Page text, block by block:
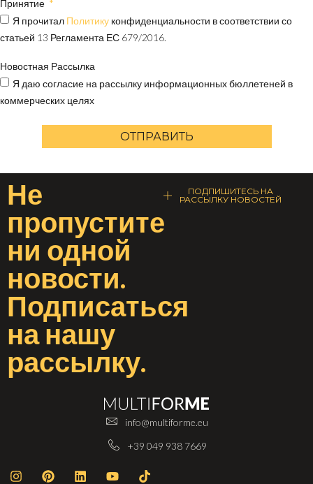
Принятие
Я прочитал Политику конфиденциальности в соответствии со
статьей 13 Регламента ЕС 679/2016.
Новостная Рассылка
Я даю согласие на рассылку информационных бюллетеней в
коммерческих целях
ОТПРАВИТЬ
Не
пропустите
ни одной
новости.
Подписаться
нанашу
рассылку.
ПОДПИШИТЕСЬ НА
РАССЫЛКУ НОВОСТЕЙ
info@multiforme.eu
+39 049 938 7669